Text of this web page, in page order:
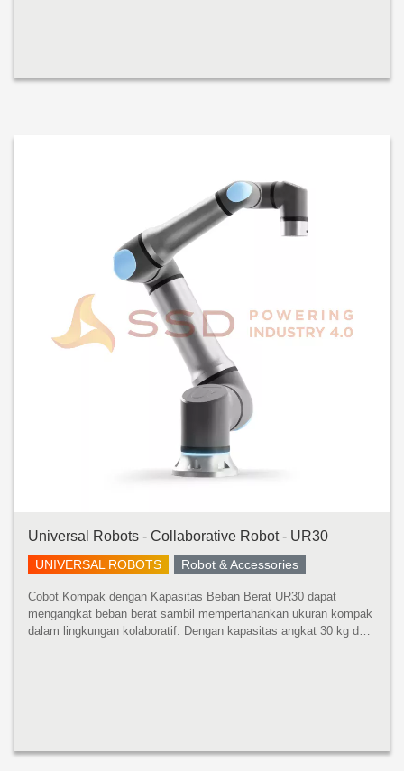
Universal Robots - Collaborative Robot - UR30
UNIVERSAL ROBOTS Robot & Accessories
Cobot Kompak dengan Kapasitas Beban Berat UR30 dapat
mengangkat beban berat sambil mempertahankan ukuran kompak
dalam lingkungan kolaboratif. Dengan kapasitas angkat 30 kg dan